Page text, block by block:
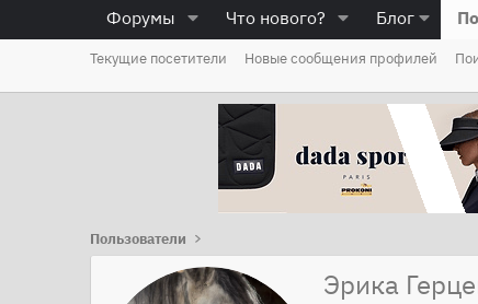
Форумы Что нового? Блог
Текущие посетители Новые сообщения профилей
Пользователи
Эрика